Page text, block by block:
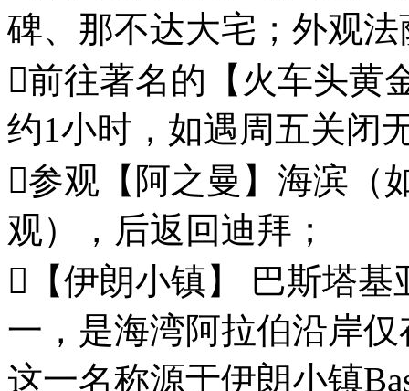
碑、那不达大宅；外观
前往著名的【火车头黄
约1小时，如遇周五关闭
参观【阿之曼】海滨（
观），后返回迪拜；
【伊朗小镇】 巴斯塔
一，是海湾阿拉伯沿岸
这一名称源于伊朗小镇